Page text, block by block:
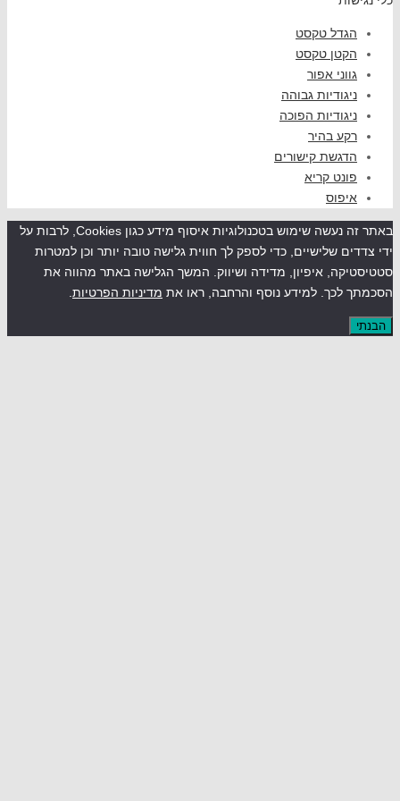
טקסט
טקסט
אפור
גבוהה
הפוכה
בהיר
קישורים
קריא
באתר זה נעשה שימוש בטכנולוגיות איסוף מידע כגון Cookies, לרבות על
שלישיים, כדי לספק לך חווית גלישה טובה יותר וכן למטרות
איפיון, מדידה ושיווק. המשך הגלישה באתר מהווה את
לכך. למידע נוסף והרחבה, ראו את מדיניות הפרטיות.